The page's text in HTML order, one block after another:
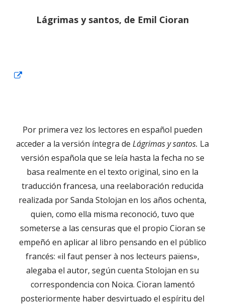
Lágrimas y santos, de Emil Cioran
nueva
Por primera vez los lectores en español pueden
acceder a la versión íntegra de Lágrimas y santos. La
versión española que se leía hasta la fecha no se
basa realmente en el texto original, sino en la
traducción francesa, una reelaboración reducida
realizada por Sanda Stolojan en los años ochenta,
quien, como ella misma reconoció, tuvo que
someterse a las censuras que el propio Cioran se
empeñó en aplicar al libro pensando en el público
francés: «il faut penser à nos lecteurs païens»,
alegaba el autor, según cuenta Stolojan en su
correspondencia con Noica. Cioran lamentó
posteriormente haber desvirtuado el espíritu del